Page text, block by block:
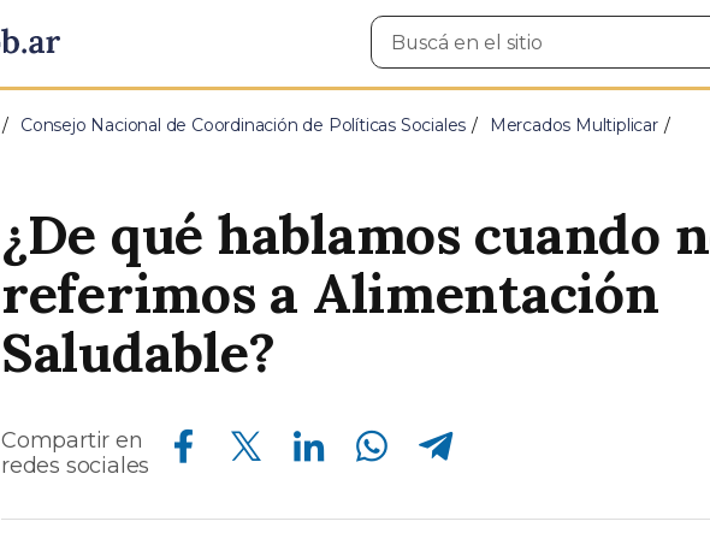
Buscar
en
Consejo Nacional de Coordinación de Políticas Sociales Mercados Multiplicar
¿De qué hablamos cuando
referimos a Alimentación
Saludable?
Compartir en
redes sociales
Compartir en Facebook Compartir en Twitter Compartir en Linkedin Compartir en Whatsapp Compartir en Telegram